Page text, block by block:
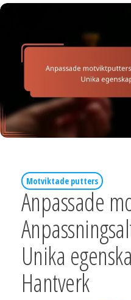
Motviktade putters
Anpassade
Unika
Hantverk